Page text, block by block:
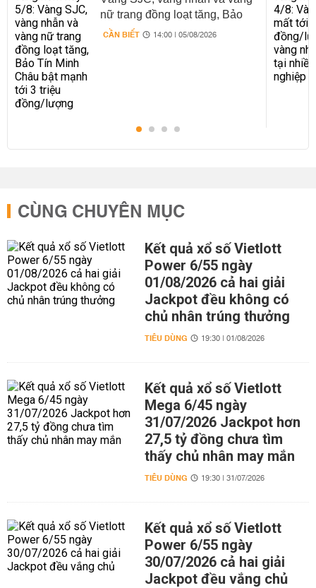
nữ trang đồng loạt tăng, Bảo
Tín Minh Châu bật mạnh tới 3
CẦN BIẾT 14:00 | 05/08/2026
CÙNG CHUYÊN MỤC
Kết quả xổ số Vietlott
Power 6/55 ngày
01/08/2026 cả hai giải
Jackpot đều không có
chủ nhân trúng thưởng
TIÊU DÙNG 19:30 | 01/08/2026
Kết quả xổ số Vietlott
Mega 6/45 ngày
31/07/2026 Jackpot hơn
27,5 tỷ đồng chưa tìm
thấy chủ nhân may mắn
TIÊU DÙNG 19:30 | 31/07/2026
Kết quả xổ số Vietlott
Power 6/55 ngày
30/07/2026 cả hai giải
Jackpot đều vắng chủ